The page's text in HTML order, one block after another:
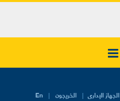
En الجهاز الإدارى الخريجون